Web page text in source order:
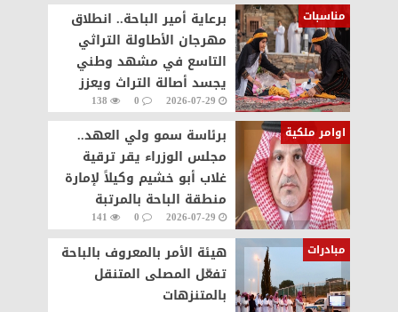
مناسبات
برعاية أمير الباحة.. انطلاق
مهرجان الأطاولة التراثي
التاسع في مشهد وطني
يجسد أصالة التراث ويعزز
الحراك السياحي
2026-07-29
0
138
اوامر ملكية
برئاسة سمو ولي العهد..
مجلس الوزراء يقر ترقية
غلاب أبو خشيم وكيلاً لإمارة
منطقة الباحة بالمرتبة
الرابعة عشرة
2026-07-29
0
141
مبادرات
هيئة الأمر بالمعروف بالباحة
تفعّل المصلى المتنقل
بالمتنزهات